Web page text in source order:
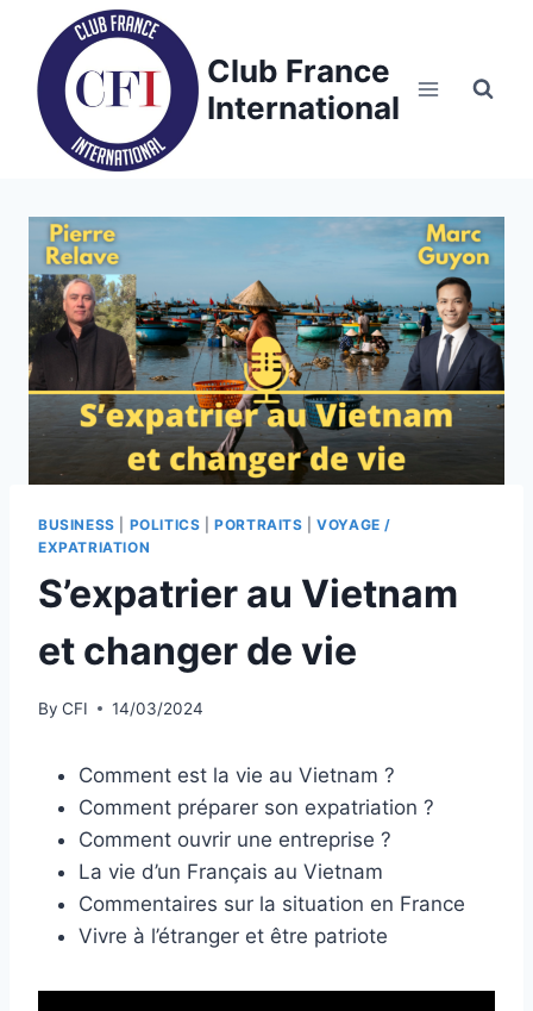
content
Club France
International
BUSINESS POLITICS |PORTRAITS |VOYAGE /
EXPATRIATION
S’expatrier au Vietnam
et changer de vie
By CFI 14/03/2024
Comment est la vie au Vietnam ?
Comment préparer son expatriation ?
Comment ouvrir une entreprise ?
La vie d’un Français au Vietnam
Commentaires sur la situation en France
Vivre à l’étranger et être patriote